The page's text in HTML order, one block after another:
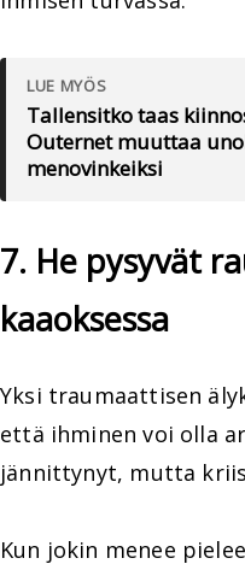
LUE MYÖS
Tallensitko taas
Outernet muuttaa
menovinkeiksi
7. He pysyvät
kaaoksessa
Yksi traumaattisen
että ihminen voi olla
jännittynyt, mutta
Kun jokin menee